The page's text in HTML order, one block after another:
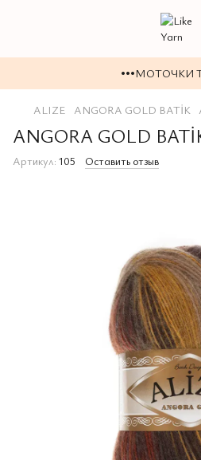
•••МОТОЧКИ
ALIZE ANGORA GOLD BATİK
ANGORA GOLD
Артикул: 105 Оставить отзыв